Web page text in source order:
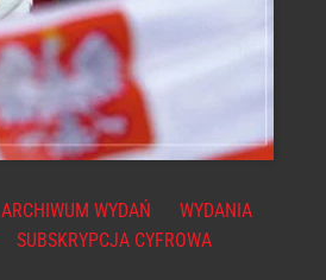
ARCHIWUM WYDAŃ
WYDANIA
SUBSKRYPCJA CYFROWA